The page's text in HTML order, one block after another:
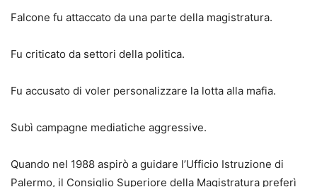
Falcone fu attaccato da una parte della magistratura.
Fu criticato da settori della politica.
Fu accusato di voler personalizzare la lotta alla mafia.
Subì campagne mediatiche aggressive.
Quando nel 1988 aspirò a guidare l’Ufficio Istruzione di
Palermo, il Consiglio Superiore della Magistratura preferì